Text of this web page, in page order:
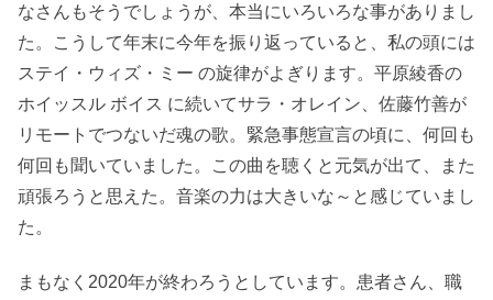
なさんもそうでしょうが、本当にいろいろな事がありまし
た。こうして年末に今年を振り返っていると、私の頭には
ステイ・ウィズ・ミー の旋律がよぎります。平原綾香の
ホイッスル ボイス に続いてサラ・オレイン、佐藤竹善が
リモートでつないだ魂の歌。緊急事態宣言の頃に、何回も
何回も聞いていました。この曲を聴くと元気が出て、また
頑張ろうと思えた。音楽の力は大きいな～と感じていまし
た。
まもなく2020年が終わろうとしています。患者さん、職